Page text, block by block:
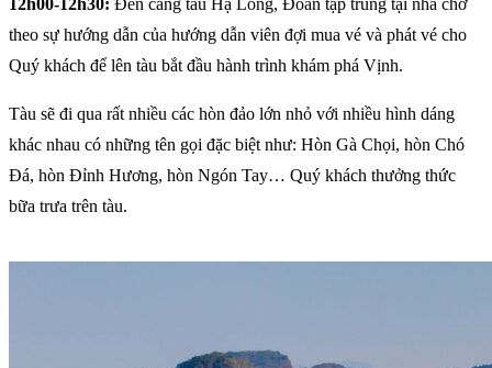
12h00-12h30: Đến cảng tàu Hạ Long, Đoàn tập trung tại nhà chờ
theo sự hướng dẫn của hướng dẫn viên đợi mua vé và phát vé cho
Quý khách để lên tàu bắt đầu hành trình khám phá Vịnh.
Tàu sẽ đi qua rất nhiều các hòn đảo lớn nhỏ với nhiều hình dáng
khác nhau có những tên gọi đặc biệt như: Hòn Gà Chọi, hòn Chó
Đá, hòn Đỉnh Hương, hòn Ngón Tay… Quý khách thưởng thức
bữa trưa trên tàu.